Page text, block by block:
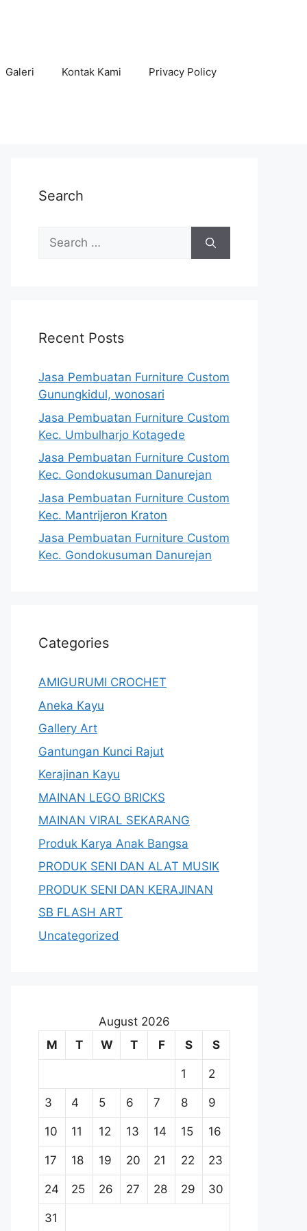
Galeri Kontak Kami Privacy Policy
Search
Search
for:
Recent Posts
Jasa Pembuatan Furniture Custom
Gunungkidul, wonosari
Jasa Pembuatan Furniture Custom
Kec. Umbulharjo Kotagede
Jasa Pembuatan Furniture Custom
Kec. Gondokusuman Danurejan
Jasa Pembuatan Furniture Custom
Kec. Mantrijeron Kraton
Jasa Pembuatan Furniture Custom
Kec. Gondokusuman Danurejan
Categories
AMIGURUMI CROCHET
Aneka Kayu
Gallery Art
Gantungan Kunci Rajut
Kerajinan Kayu
MAINAN LEGO BRICKS
MAINAN VIRAL SEKARANG
Produk Karya Anak Bangsa
PRODUK SENI DAN ALAT MUSIK
PRODUK SENI DAN KERAJINAN
SB FLASH ART
Uncategorized
August 2026
M
T W T F S S
1 2
3 4 5 6 7 8 9
10 11 12 13 14 15 16
17 18 19 20 21 22 23
24 25 26 27 28 29 30
31